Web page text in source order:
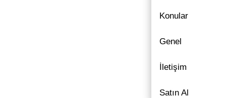
Konular
Genel
İletişim
Satın Al